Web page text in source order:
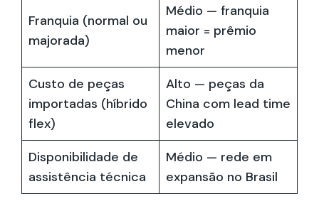
Franquia (normal ou
majorada)
Médio — franquia
maior = prêmio
menor
Custo de peças
importadas (híbrido
flex)
Alto — peças da
China com lead time
elevado
Disponibilidade de
assistência técnica
Médio — rede em
expansão no Brasil